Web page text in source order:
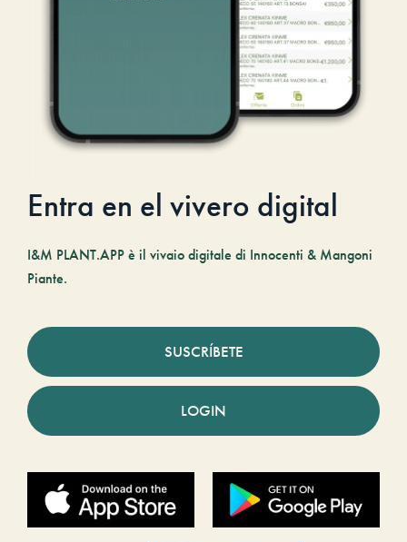
Entra en el vivero digital
I&M PLANT.APP è il vivaio digitale di Innocenti & Mangoni
Piante.
SUSCRÍBETE
LOGIN